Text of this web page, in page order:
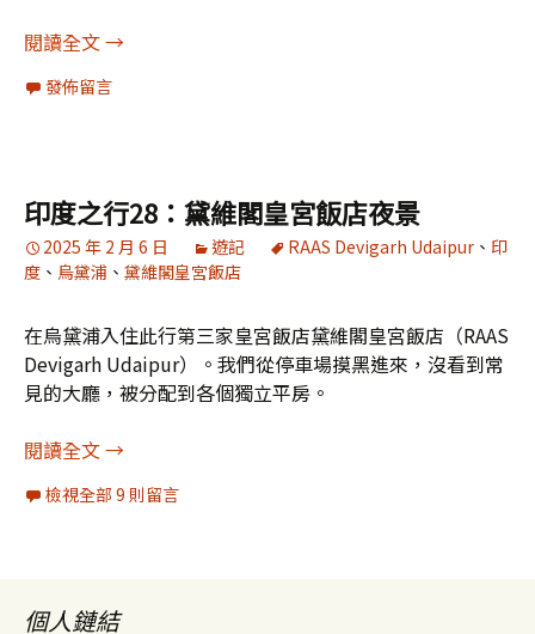
閱讀全文[書評]《本事文化》人類學五書
→
發佈留言
印度之行28：黛維閣皇宮飯店夜景
2025 年 2 月 6 日 遊記 RAAS Devigarh Udaipur 、 印
度 、 烏黛浦 、 黛維閣皇宮飯店
在烏黛浦入住此行第三家皇宮飯店黛維閣皇宮飯店（RAAS
Devigarh Udaipur）。我們從停車場摸黑進來，沒看到常
見的大廳，被分配到各個獨立平房。
閱讀全文印度之行28：黛維閣皇宮飯店夜景
→
檢視全部 9 則留言
個人鏈結